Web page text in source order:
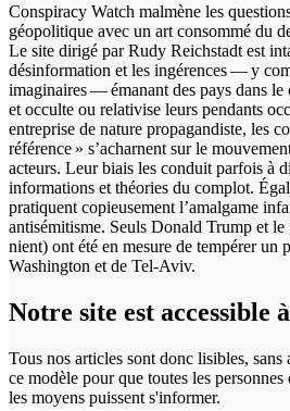
Conspiracy Watch malmène les
géopolitique avec un art consommé du
Le site dirigé par Rudy Reichstadt est
désinformation et les ingérences — y
imaginaires — émanant des pays dans
et occulte ou relativise leurs pendants
entreprise de nature propagandiste, les
référence » s’acharnent sur le
acteurs. Leur biais les conduit parfois à
informations et théories du complot.
pratiquent copieusement l’amalgame
antisémitisme. Seuls Donald Trump et le
nient) ont été en mesure de tempérer un
Washington et de Tel-Aviv.
Notre site est accessible
Tous nos articles sont donc lisibles,
ce modèle pour que toutes les
les moyens puissent s'informer.